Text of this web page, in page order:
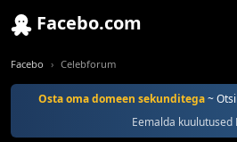
Facebo.com
Facebo Celebforum
Osta oma domeen sekunditega~
Eemalda kuulutused